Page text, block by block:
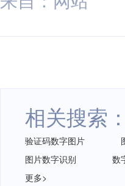
相关搜索：
验证码数字图片
图片数字识别
数
更多>